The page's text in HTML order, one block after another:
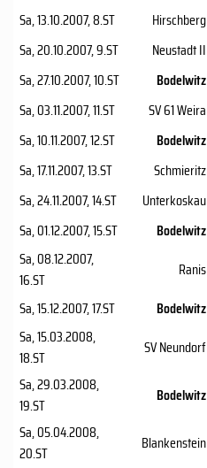
Sa, 13.10.2007, 8.ST Hirschberg
Sa, 20.10.2007, 9.ST Neustadt II
Sa, 27.10.2007, 10.ST Bodelwitz
Sa, 03.11.2007, 11.ST SV 61 Weira
Sa, 10.11.2007, 12.ST Bodelwitz
Sa, 17.11.2007, 13.ST Schmieritz
Sa, 24.11.2007, 14.ST Unterkoskau
Sa, 01.12.2007, 15.ST Bodelwitz
Sa, 08.12.2007,
16.ST
Ranis
Sa, 15.12.2007, 17.ST Bodelwitz
Sa, 15.03.2008,
18.ST
SV Neundorf
Sa, 29.03.2008,
19.ST
Bodelwitz
Sa, 05.04.2008,
20.ST
Blankenstein